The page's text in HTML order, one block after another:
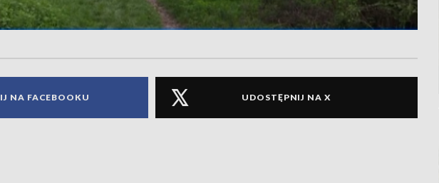
NA FACEBOOKU UDOSTĘPNIJ NA X